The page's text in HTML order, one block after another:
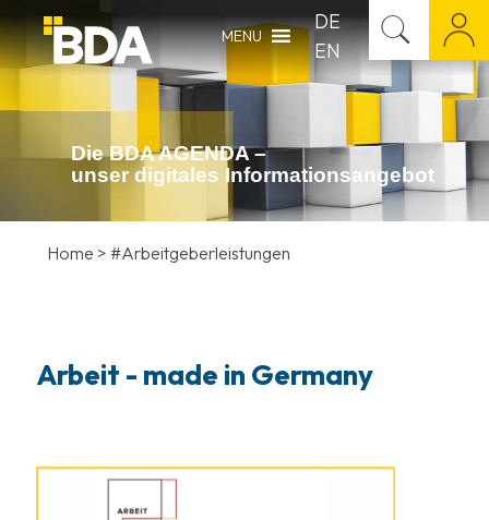
MENU
DE
EN
Die BDA AGENDA –
unser digitales Infor­mations­angebot
Home > #Arbeitgeberleistungen
Arbeit - made in Germany